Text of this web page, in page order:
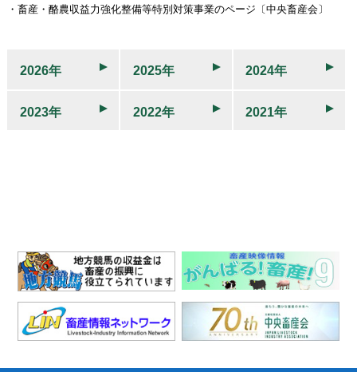
・畜産・酪農収益力強化整備等特別対策事業のページ〔中央畜産会〕
2026年 2025年 2024年
2023年 2022年 2021年